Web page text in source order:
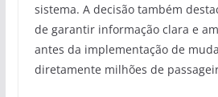
sistema. A decisão também
de garantir informação clara e
antes da implementação de
diretamente milhões de